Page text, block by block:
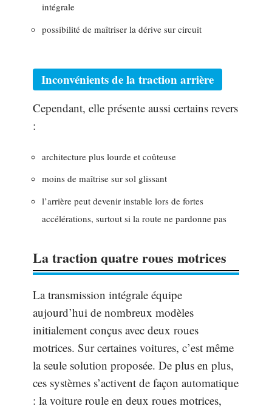
intégrale
possibilité de maîtriser la dérive sur circuit
Inconvénients de la traction arrière
Cependant, elle présente aussi certains revers
:
architecture plus lourde et coûteuse
moins de maîtrise sur sol glissant
l’arrière peut devenir instable lors de fortes
accélérations, surtout si la route ne pardonne pas
La traction quatre roues motrices
La transmission intégrale équipe
aujourd’hui de nombreux modèles
initialement conçus avec deux roues
motrices. Sur certaines voitures, c’est même
la seule solution proposée. De plus en plus,
ces systèmes s’activent de façon automatique
: la voiture roule en deux roues motrices,